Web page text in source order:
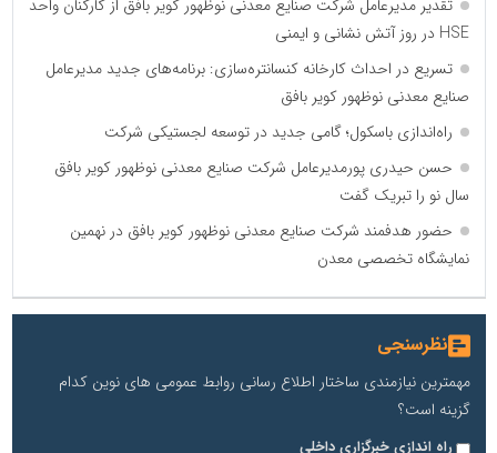
تقدیر مدیرعامل شرکت صنایع معدنی نوظهور کویر بافق از کارکنان واحد
HSE در روز آتش نشانی و ایمنی
تسریع در احداث کارخانه کنسانتره‌سازی: برنامه‌های جدید مدیرعامل
صنایع معدنی نوظهور کویر بافق
راه‌اندازی باسکول؛ گامی جدید در توسعه لجستیکی شرکت
حسن حیدری پورمدیرعامل شرکت صنایع معدنی نوظهور کویر بافق
سال نو را تبریک گفت
حضور هدفمند شرکت صنایع معدنی نوظهور کویر بافق در نهمین
نمایشگاه تخصصی معدن
نظرسنجی
مهمترین نیازمندی ساختار اطلاع رسانی روابط عمومی های نوین کدام
گزینه است؟
راه اندازی خبرگزاری داخلی